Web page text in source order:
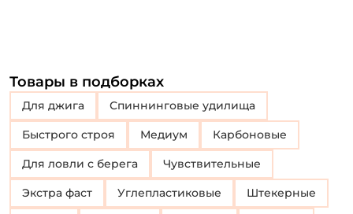
Товары в подборках
Для джига Спиннинговые удилища
Быстрого строя Медиум Карбоновые
Для ловли с берега Чувствительные
Экстра фаст Углепластиковые Штекерные